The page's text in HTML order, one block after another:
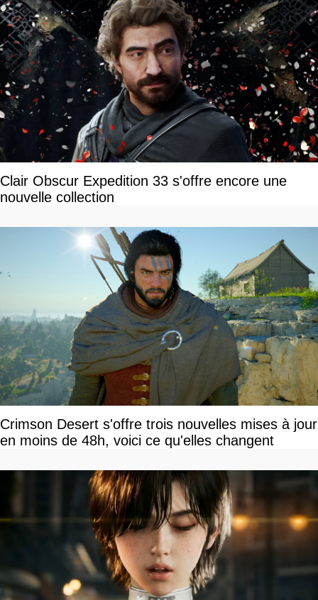
Clair Obscur Expedition 33 s'offre encore une
nouvelle collection
Crimson Desert s'offre trois nouvelles mises à jour
en moins de 48h, voici ce qu'elles changent